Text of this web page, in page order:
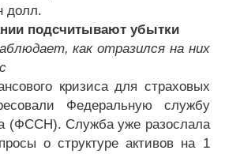
долл.
подсчитывают убытки
как отразился на них
кризиса для страховых
Федеральную службу
(ФССН). Служба уже разослала
о структуре активов на 1